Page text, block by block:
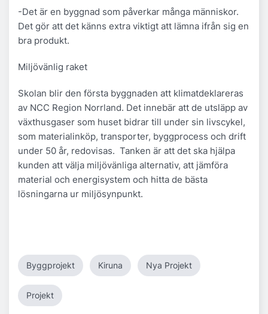
-Det är en byggnad som påverkar många människor.
Det gör att det känns extra viktigt att lämna ifrån sig en
bra produkt.
Miljövänlig raket
Skolan blir den första byggnaden att klimatdeklareras
av NCC Region Norrland. Det innebär att de utsläpp av
växthusgaser som huset bidrar till under sin livscykel,
som materialinköp, transporter, byggprocess och drift
under 50 år, redovisas. Tanken är att det ska hjälpa
kunden att välja miljövänliga alternativ, att jämföra
material och energisystem och hitta de bästa
lösningarna ur miljösynpunkt.
Byggprojekt Kiruna Nya Projekt
Projekt